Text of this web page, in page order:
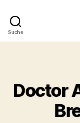
Suche
Doctor